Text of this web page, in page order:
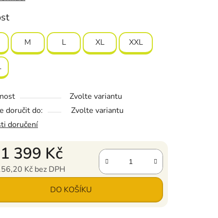
57% bavlna - 43% polyester
M L XL XXL
Zvolte variantu
doručit do:
Zvolte variantu
doručení
1 399 Kč
Kč bez DPH
DO KOŠÍKU